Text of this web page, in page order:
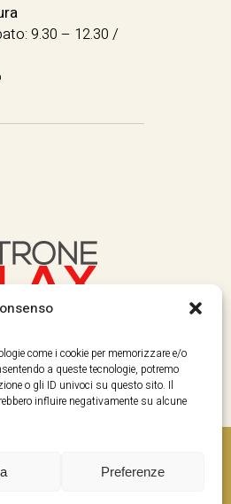
come i cookie per memorizzare e/o
a queste tecnologie, potremo
o gli ID univoci su questo sito. Il
influire negativamente su alcune
Preferenze
9.30 – 12.30 /